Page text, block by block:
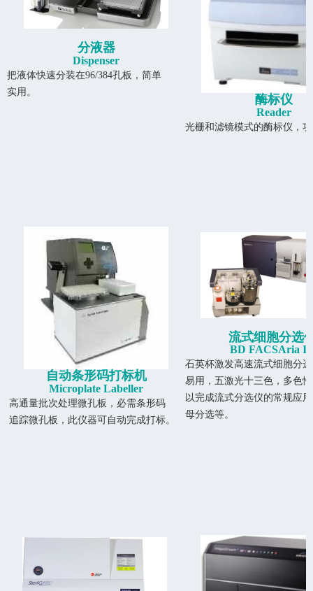
分液器
Dispenser
把液体快速分装在96/384孔板，简单
实用。
酶标仪
Reader
光栅和滤镜模式的酶标仪，
自动条形码打标机
Microplate Labeller
高通量批次处理微孔板，必需条形码
追踪微孔板，此仪器可自动完成打标。
流式细胞分选
BD FACSAria
石英杯激发高速流式细胞分
易用，五激光十三色，多色
以完成流式分选仪的常规应
母分选等。